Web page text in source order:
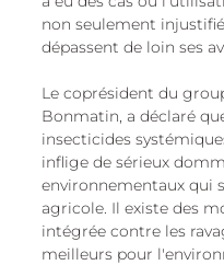
non seulement
dépassent de loin ses
Le coprésident du
Bonmatin, a déclaré
insecticides
inflige de sérieux
environnementaux qui
agricole. Il existe des
intégrée contre les
meilleurs pour